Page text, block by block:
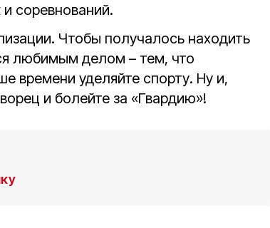
соревнований.
Чтобы получалось находить
любимым делом – тем, что
времени уделяйте спорту. Ну и,
и болейте за «Гвардию»!